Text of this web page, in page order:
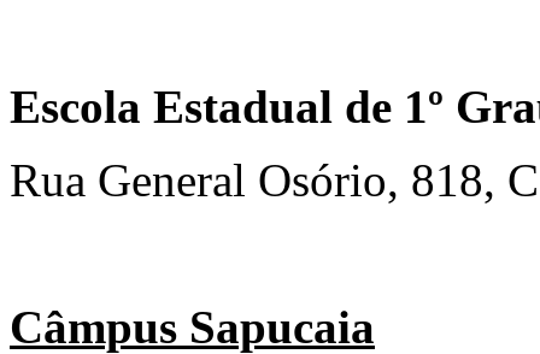
Escola Estadual de 1º
Rua General Osório, 818,
Câmpus Sapucaia